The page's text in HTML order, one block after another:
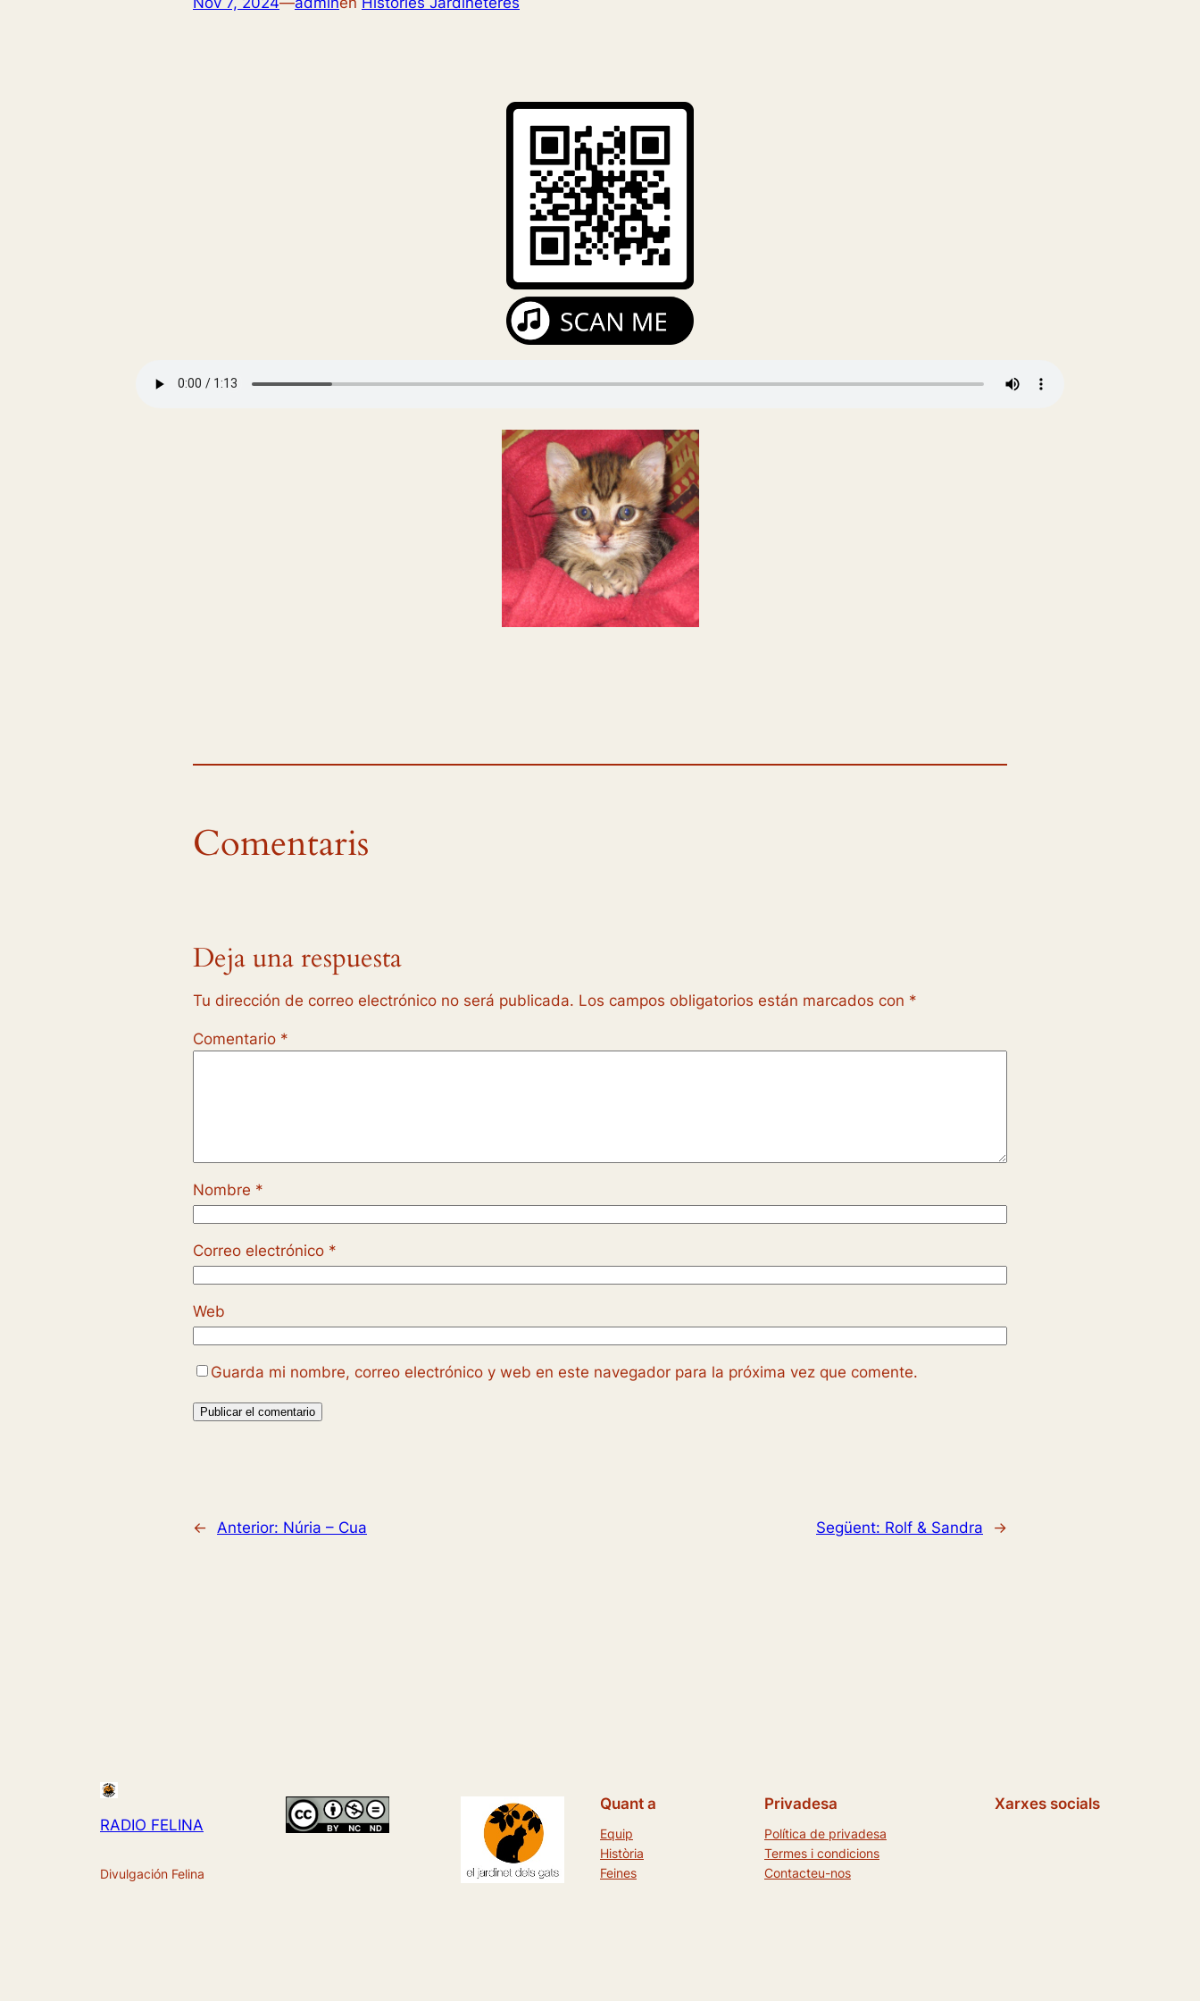
Comentaris
Deja una respuesta
Tu dirección de correo electrónico no será publicada. Los campos obligatorios están marcados con *
Comentario *
Nombre *
Correo electrónico *
Web
Guarda mi nombre, correo electrónico y web en este navegador para la próxima vez que comente.
← Anterior: Núria – Cua Següent: Rolf & Sandra →
RADIO FELINA
Divulgación Felina
Quant a
Equip
Història
Feines
Privadesa
Política de privadesa
Termes i condicions
Contacteu-nos
Xarxes socials